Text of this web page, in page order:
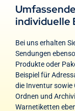
individuelle
Bei uns erhalten
Sendungen
Produkte oder
Beispiel für
die Inventur
Ordnen und
Warnetiketten